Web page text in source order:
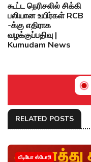
கூட்ட நெரிசலில் சிக்கி
பலியான உயிர்கள் RCB
-க்கு எதிராக
வழக்குப்பதிவு |
Kumudam News
RELATED POSTS
வீடியோ ஸ்டோரி